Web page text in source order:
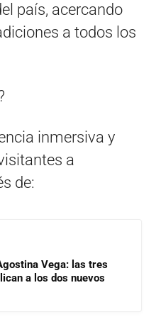
país, acercando
a todos los
inmersiva y
a
de:
Vega: las tres
a los dos nuevos